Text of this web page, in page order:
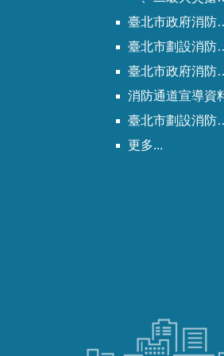
臺北市政府消防局劃設消防通道清冊
臺北市劃設消防通道Q&A
臺北市政府消防通道劃設及管理作業程序
消防通道宣導資
臺北市劃設消防通道說帖
更多...